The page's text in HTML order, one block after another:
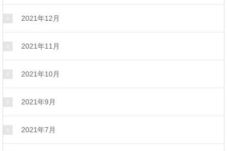
2021年12月
2021年11月
2021年10月
2021年9月
2021年7月